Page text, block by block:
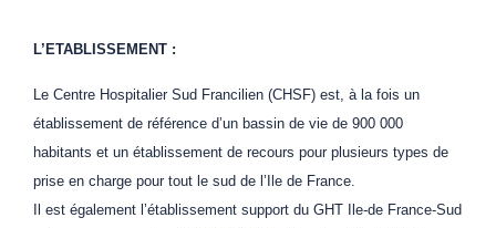
L’ETABLISSEMENT :
Le Centre Hospitalier Sud Francilien (CHSF) est, à la fois un
établissement de référence d’un bassin de vie de 900 000
habitants et un établissement de recours pour plusieurs types de
prise en charge pour tout le sud de l’Ile de France.
Il est également l’établissement support du GHT Ile-de France-Sud